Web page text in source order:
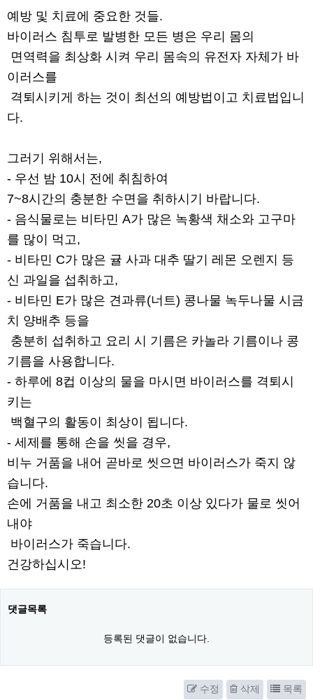
예방 및 치료에 중요한 것들.
바이러스 침투로 발병한 모든 병은 우리 몸의
면역력을 최상화 시켜 우리 몸속의 유전자 자체가 바
이러스를
격퇴시키게 하는 것이 최선의 예방법이고 치료법입니
다.
그러기 위해서는,
- 우선 밤 10시 전에 취침하여
7~8시간의 충분한 수면을 취하시기 바랍니다.
- 음식물로는 비타민 A가 많은 녹황색 채소와 고구마
를 많이 먹고,
- 비타민 C가 많은 귤 사과 대추 딸기 레몬 오렌지 등
신 과일을 섭취하고,
- 비타민 E가 많은 견과류(너트) 콩나물 녹두나물 시금
치 양배추 등을
충분히 섭취하고 요리 시 기름은 카놀라 기름이나 콩
기름을 사용합니다.
- 하루에 8컵 이상의 물을 마시면 바이러스를 격퇴시
키는
백혈구의 활동이 최상이 됩니다.
- 세제를 통해 손을 씻을 경우,
비누 거품을 내어 곧바로 씻으면 바이러스가 죽지 않
습니다.
손에 거품을 내고 최소한 20초 이상 있다가 물로 씻어
내야
바이러스가 죽습니다.
건강하십시오!
댓글목록
등록된 댓글이 없습니다.
수정 삭제 목록